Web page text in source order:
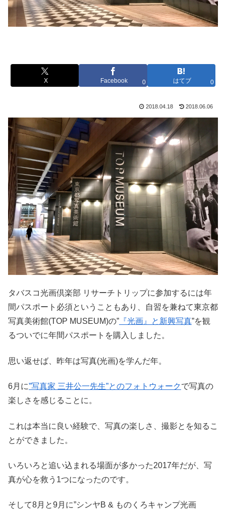
X Facebook 0 はてブ 0
2018.04.18 2018.06.06
タバスコ光画倶楽部 リサーチトリップに参加するには年
間パスポート必須ということもあり、自習を兼ねて東京都
写真美術館(TOP MUSEUM)の” 『光画』と新興写真”を観
るついでに年間パスポートを購入しました。
思い返せば、昨年は写真(光画)を学んだ年。
6月に”写真家 三井公一先生”とのフォトウォークで写真の
楽しさを感じることに。
これは本当に良い経験で、写真の楽しさ、撮影とを知るこ
とができました。
いろいろと追い込まれる場面が多かった2017年だが、写
真が心を救う1つになったのです。
そして8月と9月に”シンヤB & ものくろキャンプ光画